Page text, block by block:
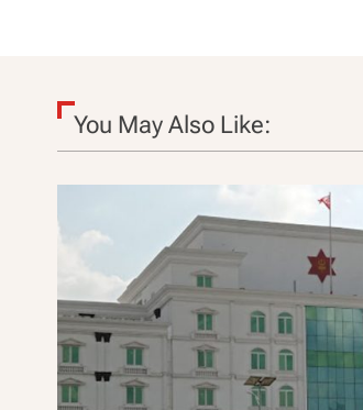
You May Also Like: